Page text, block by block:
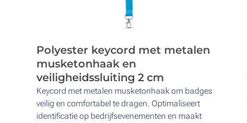
Polyester keycord met metalen
musketonhaak en
veiligheidssluiting 2 cm
Keycord met metalen musketonhaak om badges
veilig en comfortabel te dragen. Optimaliseert
identificatie op bedrijfsevenementen en maakt